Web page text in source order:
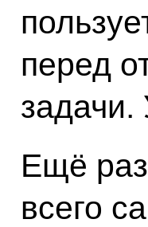
перед
Ещё
всего